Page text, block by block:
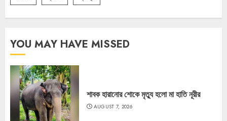
YOU MAY HAVE MISSED
শাবক হারানোর শোকে মৃত্যু হলো মা হাতি নূরীর
AUGUST 7, 2026